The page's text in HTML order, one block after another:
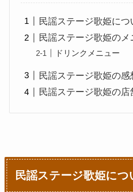
民謡ステージ歌姫につ
民謡ステージ歌姫のメ
ドリンクメニュー
民謡ステージ歌姫の感
民謡ステージ歌姫の店
民謡ステージ歌姫につ